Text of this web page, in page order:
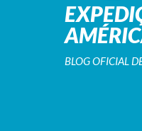
BLOG OFICIAL